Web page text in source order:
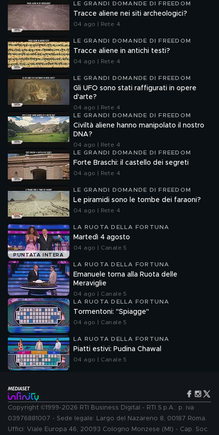
LE GRANDI DOMANDE DI FREEDOM
Tracce aliene nei siti archeologici?
04 ago | Rete 4
LE GRANDI DOMANDE DI FREEDOM
Tracce aliene in antichi testi?
04 ago | Rete 4
LE GRANDI DOMANDE DI FREEDOM
Gli UFO sono stati raffigurati in opere
d'arte?
04 ago | Rete 4
LE GRANDI DOMANDE DI FREEDOM
Civiltà aliene hanno manipolato il nostro
DNA?
04 ago | Rete 4
LE GRANDI DOMANDE DI FREEDOM
Forte Braschi: il castello dei segreti
04 ago | Rete 4
LE GRANDI DOMANDE DI FREEDOM
Le piramidi sono le tombe dei faraoni?
04 ago | Rete 4
PUNTATA INTERA
LA RUOTA DELLA FORTUNA
Martedì 4 agosto
04 ago | Canale 5
LA RUOTA DELLA FORTUNA
Emanuele torna alla Ruota delle
Meraviglie
04 ago | Canale 5
LA RUOTA DELLA FORTUNA
Tormentoni: "Spiagge"
04 ago | Canale 5
LA RUOTA DELLA FORTUNA
Piatti estivi: Pudina Chawal
04 ago | Canale 5
Copyright ©1999-2026 RTI Business Digital - RTI S.p.A.: p. iva
03976881007 - Sede legale: Largo del Nazareno 8, 00187 Roma.
Uffici: Viale Europa 46, 20093 Cologno Monzese (MI) - Cap. Soc.